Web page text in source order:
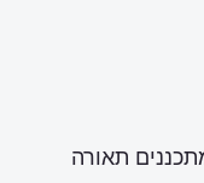
תאורה